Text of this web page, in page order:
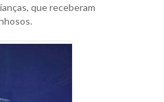
que receberam